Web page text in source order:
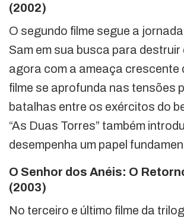
(2002)
O segundo filme segue a
Sam em sua busca para destruir
agora com a ameaça crescente
filme se aprofunda nas tensões
batalhas entre os exércitos do
“As Duas Torres” também
desempenha um papel
O Senhor dos Anéis: O
(2003)
No terceiro e último filme da